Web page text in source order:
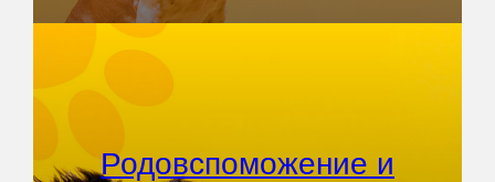
Родовспоможение и